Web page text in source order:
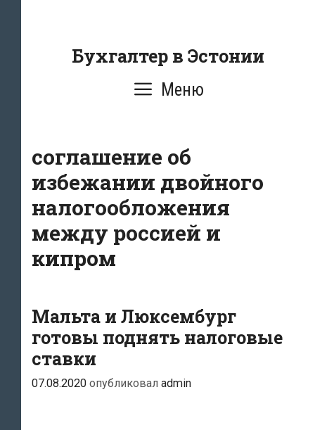
содержаниюБухгалтер в Эстонии
Меню
соглашение об
избежании двойного
налогообложения
между россией и
кипром
Мальта и Люксембург
готовы поднять налоговые
ставки
07.08.2020 опубликовал admin